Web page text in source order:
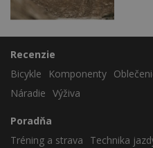
Recenzie
Bicykle
Komponenty
Náradie Výživa
Poradňa
Tréning a strava
Technika